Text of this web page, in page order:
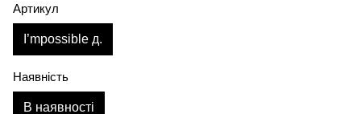
Артикул
I’mpossible д.
Наявність
В наявності